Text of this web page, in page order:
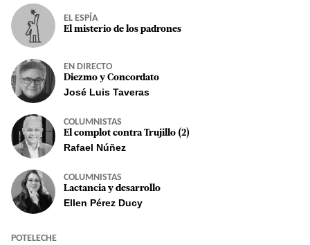
EL ESPÍA
El misterio de los padrones
EN DIRECTO
Diezmo y Concordato
José Luis Taveras
COLUMNISTAS
El complot contra Trujillo (2)
Rafael Núñez
COLUMNISTAS
Lactancia y desarrollo
Ellen Pérez Ducy
POTELECHE